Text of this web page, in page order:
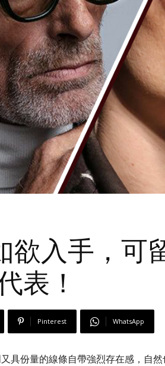
欲入手，可
表！
Pinterest WhatsApp
具份量的線條自帶強烈存在感，自